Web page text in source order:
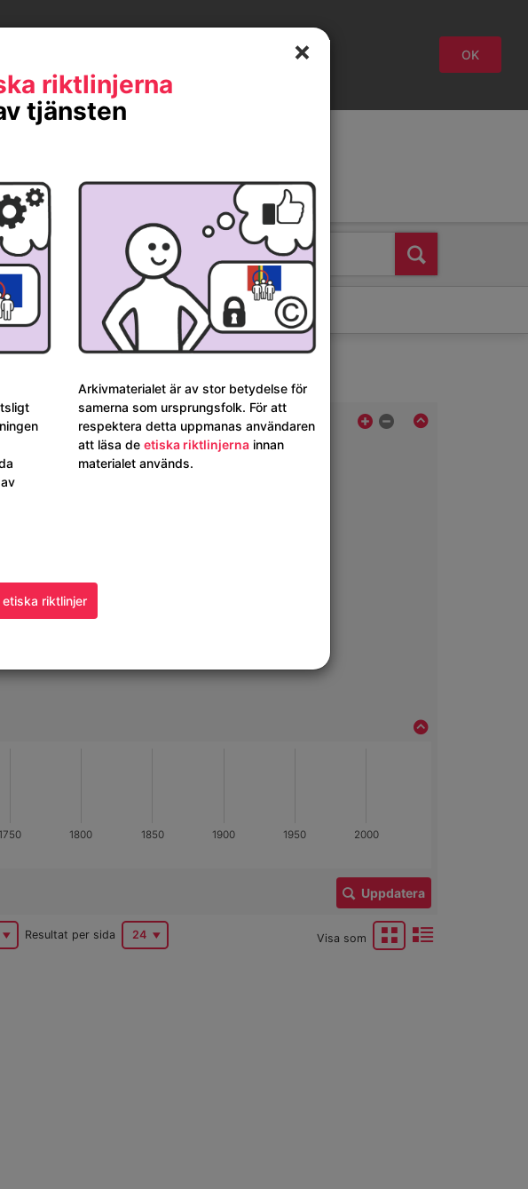
OK
1800 1850 1900 1950 2000
Uppdatera
Visa som
Resultat per sida 24
riktlinjerna
tjänsten
Arkivmaterialet är av stor betydelse för
samerna som ursprungsfolk. För att
respektera detta uppmanas användaren
att läsa de etiska riktlinjernainnan
materialet används.
Stäng
riktlinjer